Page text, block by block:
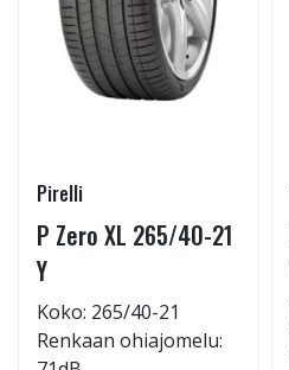
Pirelli
P Zero XL 265/40-21
Y
Koko: 265/40-21
Renkaan ohiajomelu: